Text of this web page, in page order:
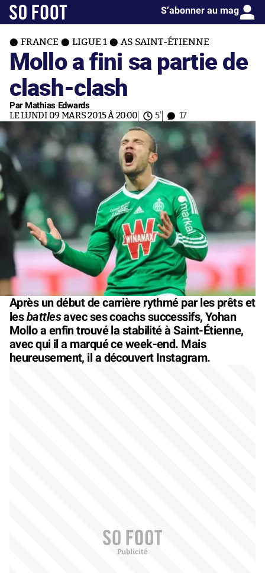
S’abonner au mag
FRANCE LIGUE 1 AS SAINT-ÉTIENNE
Mollo a fini sa partie de
clash-clash
Par Mathias Edwards
LE LUNDI 09 MARS 2015 À 20:00 5' 17
Après un début de carrière rythmé par les prêts et
lesbattlesavec ses coachs successifs, Yohan
Mollo a enfin trouvé la stabilité à Saint-Étienne,
avec qui il a marqué ce week-end. Mais
heureusement, il a découvert Instagram.